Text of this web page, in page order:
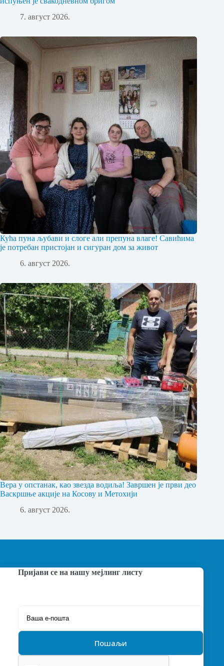
7. август 2026.
Кућа пуна љубави и слоге али препуна влаге! Савићима
је потребан пристојан и сигуран дом за живот
6. август 2026.
Вера у опстанак, као звезда водиља! Завршен је први део
Васкршње акције на Косову и Метохији
6. август 2026.
Пријави се на нашу мејлинг листу